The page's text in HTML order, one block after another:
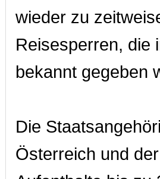
wieder zu
Reisesperren, die
bekannt gegeben
Die
Österreich und